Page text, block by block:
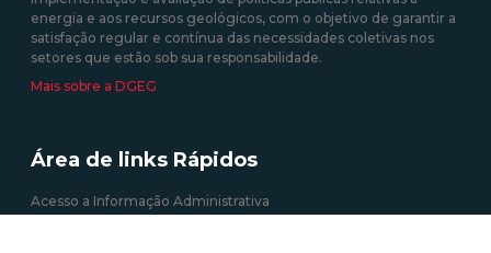
energia e aos recursos geológicos, com o objetivo de garantir a
satisfação regular e contínua das necessidades coletivas nos
setores que estão sob sua responsabilidade.
Mais sobre a DGEG
Área de links Rápidos
Acesso a Informação Administrativa